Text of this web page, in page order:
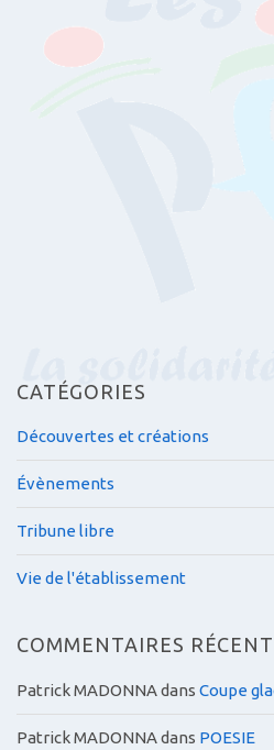
CATÉGORIES
Découvertes et créations
Évènements
Tribune libre
Vie de l'établissement
COMMENTAIRES
Patrick MADONNAdans Coupe
Patrick MADONNAdans POESIE